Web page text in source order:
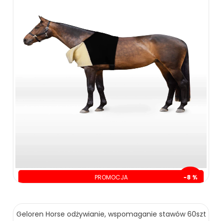
PROMOCJA -8 %
129.00 zł
Geloren Horse odżywianie, wspomaganie stawów 60szt